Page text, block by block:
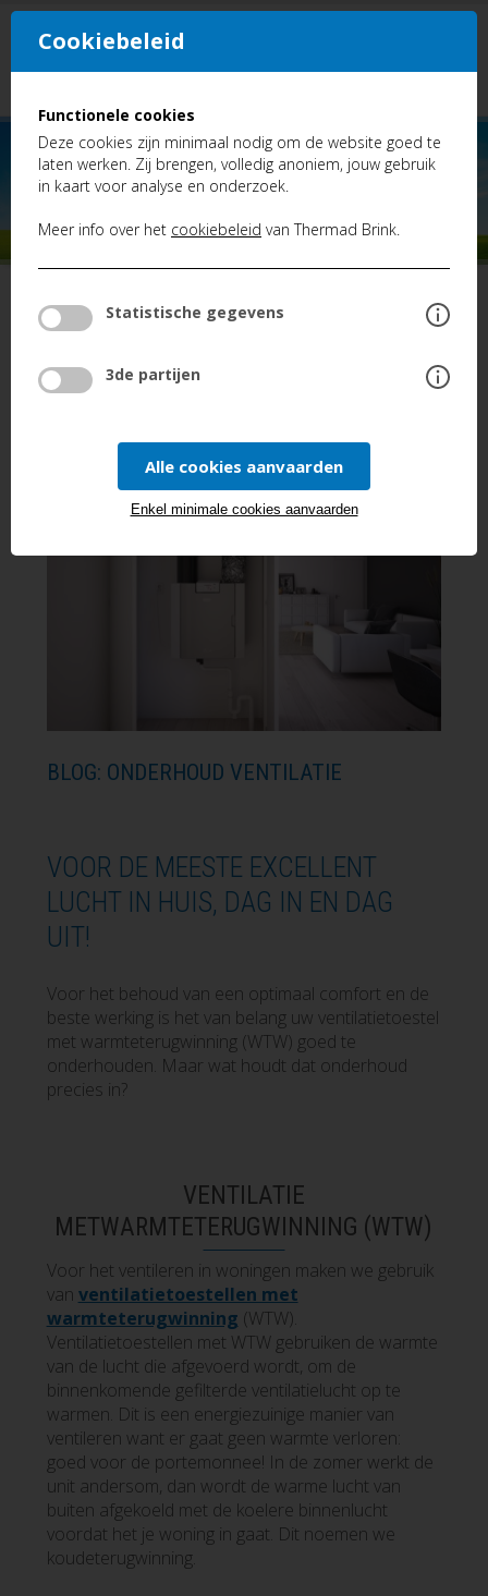
Cookiebeleid
Functionele cookies
Deze cookies zijn minimaal nodig om de website goed te
laten werken. Zij brengen, volledig anoniem, jouw gebruik
in kaart voor analyse en onderzoek.
Meer info over het cookiebeleid van Thermad Brink.
Statistische gegevens
3de partijen
Alle cookies aanvaarden
Enkel minimale cookies aanvaarden
Cases
Blog: Onderhoud Ventilatie
BLOG: ONDERHOUD VENTILATIE
VOOR DE MEESTE EXCELLENT
LUCHT IN HUIS, DAG IN EN DAG
UIT!
Voor het behoud van een optimaal comfort en de
beste werking is het van belang uw ventilatietoestel
met warmteterugwinning (WTW) goed te
onderhouden. Maar wat houdt dat onderhoud
precies in?
VENTILATIE
METWARMTETERUGWINNING (WTW)
Voor het ventileren in woningen maken we gebruik
van ventilatietoestellen met
warmteterugwinning (WTW).
Ventilatietoestellen met WTW gebruiken de warmte
van de lucht die afgevoerd wordt, om de
binnenkomende gefilterde ventilatielucht op te
warmen. Dit is een energiezuinige manier van
ventileren want er gaat geen warmte verloren:
goed voor de portemonnee! In de zomer werkt de
unit andersom, dan wordt de warme lucht van
buiten afgekoeld met de koelere binnenlucht
voordat het je woning in gaat. Dit noemen we
koudeterugwinning.